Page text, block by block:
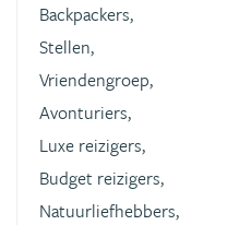
Backpackers,
Stellen,
Vriendengroep,
Avonturiers,
Luxe reizigers,
Budget reizigers,
Natuurliefhebbers,